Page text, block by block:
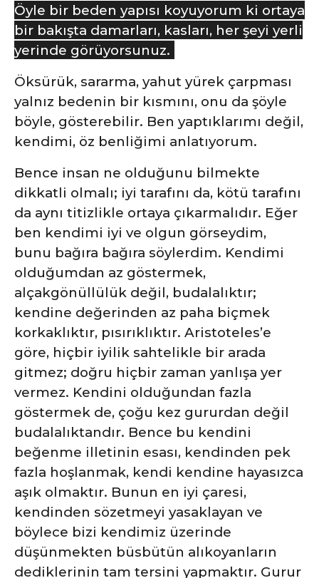
Öyle bir beden yapısı koyuyorum ki ortaya
bir bakışta damarları, kasları, her şeyi yerli
yerinde görüyorsunuz.
Öksürük, sararma, yahut yürek çarpması
yalnız bedenin bir kısmını, onu da şöyle
böyle, gösterebilir. Ben yaptıklarımı değil,
kendimi, öz benliğimi anlatıyorum.
Bence insan ne olduğunu bilmekte
dikkatli olmalı; iyi tarafını da, kötü tarafını
da aynı titizlikle ortaya çıkarmalıdır. Eğer
ben kendimi iyi ve olgun görseydim,
bunu bağıra bağıra söylerdim. Kendimi
olduğumdan az göstermek,
alçakgönüllülük değil, budalalıktır;
kendine değerinden az paha biçmek
korkaklıktır, pısırıklıktır. Aristoteles’e
göre, hiçbir iyilik sahtelikle bir arada
gitmez; doğru hiçbir zaman yanlışa yer
vermez. Kendini olduğundan fazla
göstermek de, çoğu kez gururdan değil
budalalıktandır. Bence bu kendini
beğenme illetinin esası, kendinden pek
fazla hoşlanmak, kendi kendine hayasızca
aşık olmaktır. Bunun en iyi çaresi,
kendinden sözetmeyi yasaklayan ve
böylece bizi kendimiz üzerinde
düşünmekten büsbütün alıkoyanların
dediklerinin tam tersini yapmaktır. Gurur